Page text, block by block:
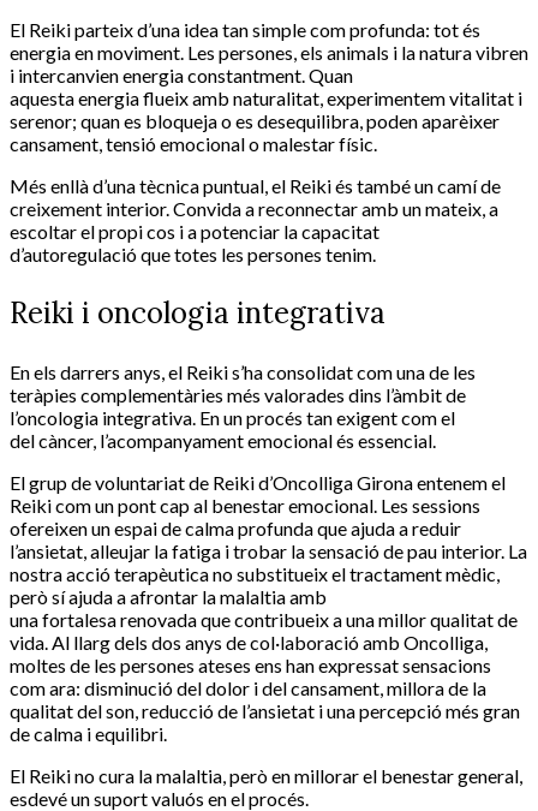
El Reiki parteix d’una idea tan simple com profunda: tot és
energia en moviment. Les persones, els animals i la natura vibren
i intercanvien energia constantment. Quan
aquesta energia flueix amb naturalitat, experimentem vitalitat i
serenor; quan es bloqueja o es desequilibra, poden aparèixer
cansament, tensió emocional o malestar físic.
Més enllà d’una tècnica puntual, el Reiki és també un camí de
creixement interior. Convida a reconnectar amb un mateix, a
escoltar el propi cos i a potenciar la capacitat
d’autoregulació que totes les persones tenim.
Reiki i oncologia integrativa
En els darrers anys, el Reiki s’ha consolidat com una de les
teràpies complementàries més valorades dins l’àmbit de
l’oncologia integrativa. En un procés tan exigent com el
del càncer, l’acompanyament emocional és essencial.
El grup de voluntariat de Reiki d’Oncolliga Girona entenem el
Reiki com un pont cap al benestar emocional. Les sessions
ofereixen un espai de calma profunda que ajuda a reduir
l’ansietat, alleujar la fatiga i trobar la sensació de pau interior. La
nostra acció terapèutica no substitueix el tractament mèdic,
però sí ajuda a afrontar la malaltia amb
una fortalesa renovada que contribueix a una millor qualitat de
vida. Al llarg dels dos anys de col·laboració amb Oncolliga,
moltes de les persones ateses ens han expressat sensacions
com ara: disminució del dolor i del cansament, millora de la
qualitat del son, reducció de l’ansietat i una percepció més gran
de calma i equilibri.
El Reiki no cura la malaltia, però en millorar el benestar general,
esdevé un suport valuós en el procés.